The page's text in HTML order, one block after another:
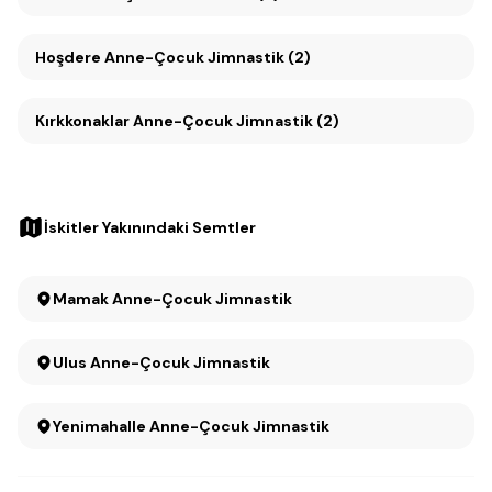
Hoşdere Anne-Çocuk Jimnastik (2)
Kırkkonaklar Anne-Çocuk Jimnastik (2)
İskitler Yakınındaki Semtler
Mamak Anne-Çocuk Jimnastik
Ulus Anne-Çocuk Jimnastik
Yenimahalle Anne-Çocuk Jimnastik